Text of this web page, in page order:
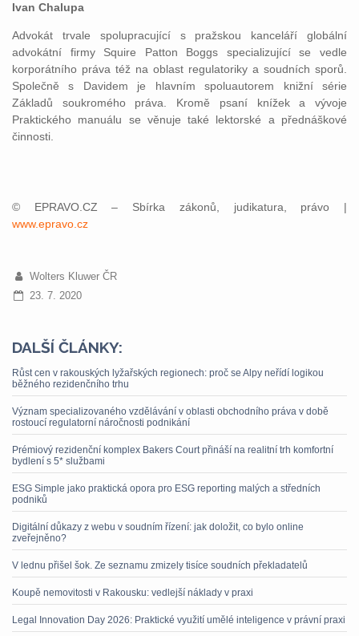
Ivan Chalupa
Advokát trvale spolupracující s pražskou kanceláří globální
advokátní firmy Squire Patton Boggs specializující se vedle
korporátního práva též na oblast regulatoriky a soudních sporů.
Společně s Davidem je hlavním spoluautorem knižní série
Základů soukromého práva. Kromě psaní knížek a vývoje
Praktického manuálu se věnuje také lektorské a přednáškové
činnosti.
© EPRAVO.CZ – Sbírka zákonů, judikatura, právo |
www.epravo.cz
Wolters Kluwer ČR
23. 7. 2020
DALŠÍ ČLÁNKY:
Růst cen v rakouských lyžařských regionech: proč se Alpy neřídí logikou
běžného rezidenčního trhu
Význam specializovaného vzdělávání v oblasti obchodního práva v době
rostoucí regulatorní náročnosti podnikání
Prémiový rezidenční komplex Bakers Court přináší na realitní trh komfortní
bydlení s 5* službami
ESG Simple jako praktická opora pro ESG reporting malých a středních
podniků
Digitální důkazy z webu v soudním řízení: jak doložit, co bylo online
zveřejněno?
V lednu přišel šok. Ze seznamu zmizely tisíce soudních překladatelů
Koupě nemovitosti v Rakousku: vedlejší náklady v praxi
Legal Innovation Day 2026: Praktické využití umělé inteligence v právní praxi